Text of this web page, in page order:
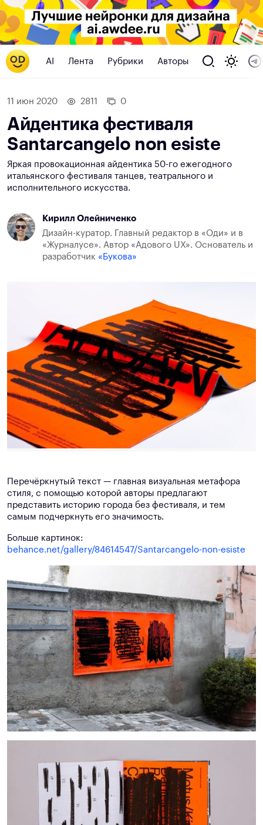
AI Лента Рубрики Авторы
11 июн 2020 2811 0
Айдентика фестиваля
Santarcangelo non esiste
Яркая провокационная айдентика 50-го ежегодного
итальянского фестиваля танцев, театрального и
исполнительного искусства.
Кирилл Олейниченко
Дизайн-куратор. Главный редактор в «Оди» и в
«Журналусе». Автор «Адового UX». Основатель и
разработчик «Букова»
Перечёркнутый текст — главная визуальная метафора
стиля, с помощью которой авторы предлагают
представить историю города без фестиваля, и тем
самым подчеркнуть его значимость.
Больше картинок:
behance.net/gallery/84614547/Santarcangelo-non-esiste